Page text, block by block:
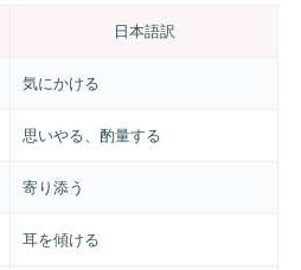
日本語訳
気にかける
思いやる、酌量する
寄り添う
耳を傾ける